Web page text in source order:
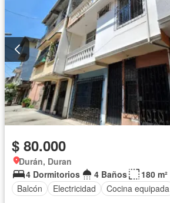
$ 80.000
Durán, Duran
4 Dormitorios
4 Baños
180 m²
Balcón
Electricidad Cocina equipada